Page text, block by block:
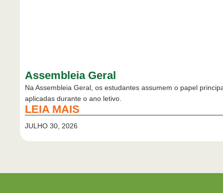
Assembleia Geral
Na Assembleia Geral, os estudantes assumem o papel
aplicadas durante o ano letivo.
LEIA MAIS
JULHO 30, 2026